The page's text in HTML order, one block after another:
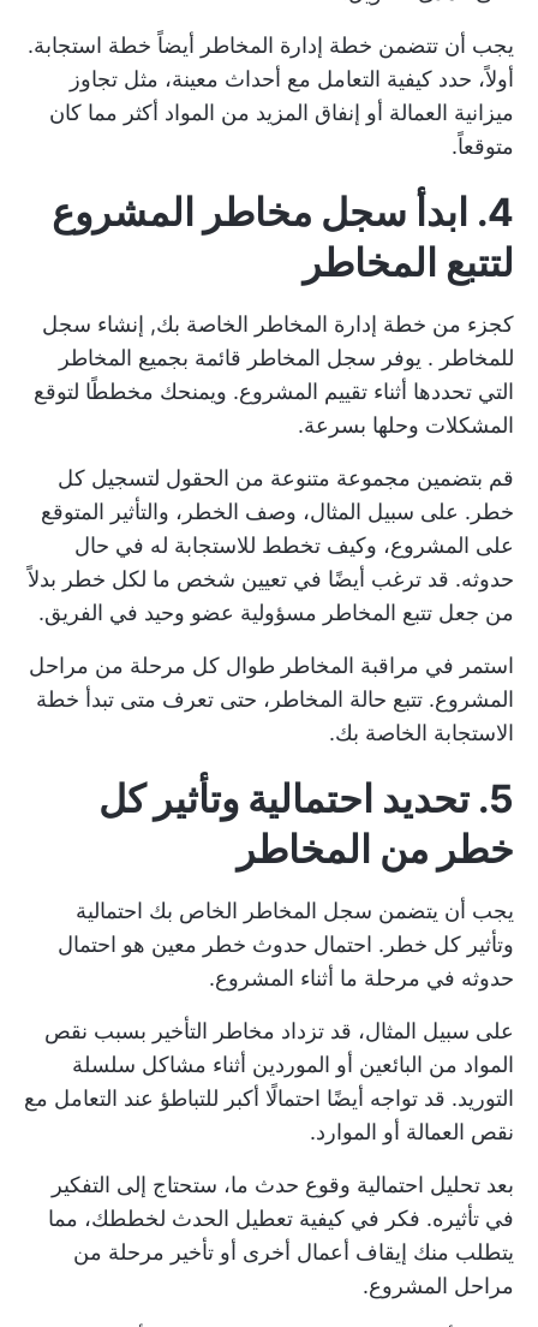
يجب أن تتضمن خطة إدارة المخاطر أيضاً خطة استجابة.
أولاً، حدد كيفية التعامل مع أحداث معينة، مثل تجاوز
ميزانية العمالة أو إنفاق المزيد من المواد أكثر مما كان
متوقعاً.
4. ابدأ سجل مخاطر المشروع
لتتبع المخاطر
كجزء من خطة إدارة المخاطر الخاصة بك, إنشاء سجل
للمخاطر . يوفر سجل المخاطر قائمة بجميع المخاطر
التي تحددها أثناء تقييم المشروع. ويمنحك مخططًا لتوقع
المشكلات وحلها بسرعة.
قم بتضمين مجموعة متنوعة من الحقول لتسجيل كل
خطر. على سبيل المثال، وصف الخطر، والتأثير المتوقع
على المشروع، وكيف تخطط للاستجابة له في حال
حدوثه. قد ترغب أيضًا في تعيين شخص ما لكل خطر بدلاً
من جعل تتبع المخاطر مسؤولية عضو وحيد في الفريق.
استمر في مراقبة المخاطر طوال كل مرحلة من مراحل
المشروع. تتبع حالة المخاطر، حتى تعرف متى تبدأ خطة
الاستجابة الخاصة بك.
5. تحديد احتمالية وتأثير كل
خطر من المخاطر
يجب أن يتضمن سجل المخاطر الخاص بك احتمالية
وتأثير كل خطر. احتمال حدوث خطر معين هو احتمال
حدوثه في مرحلة ما أثناء المشروع.
على سبيل المثال، قد تزداد مخاطر التأخير بسبب نقص
المواد من البائعين أو الموردين أثناء مشاكل سلسلة
التوريد. قد تواجه أيضًا احتمالًا أكبر للتباطؤ عند التعامل مع
نقص العمالة أو الموارد.
بعد تحليل احتمالية وقوع حدث ما، ستحتاج إلى التفكير
في تأثيره. فكر في كيفية تعطيل الحدث لخططك، مما
يتطلب منك إيقاف أعمال أخرى أو تأخير مرحلة من
مراحل المشروع.